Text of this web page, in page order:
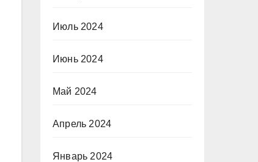
Июль 2024
Июнь 2024
Май 2024
Апрель 2024
Январь 2024